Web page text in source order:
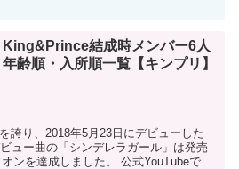
King&Prince結成時メンバー6人
年齢順・入所順一覧【キンプリ】
誇り、2018年5月23日にデビューした
ュー曲の「シンデレラガール」は発売
ンを達成しました。 公式YouTubeで配